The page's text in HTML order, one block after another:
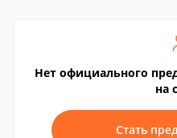
Нет официального
на
Стать